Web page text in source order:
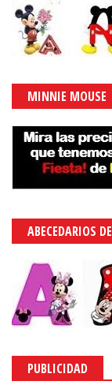
MINNIE MOUSE
ABECEDARIOS
PUBLICIDAD